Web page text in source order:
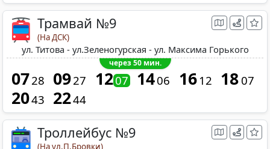
Трамвай №9
(На ДСК)
ул. Титова - ул.Зеленогурская - ул. Максима Горького
через 50 мин.
0728 0927 1207 1406 16 12 18 07
2043 2244
Троллейбус №9
(На ул.П.Бровки)